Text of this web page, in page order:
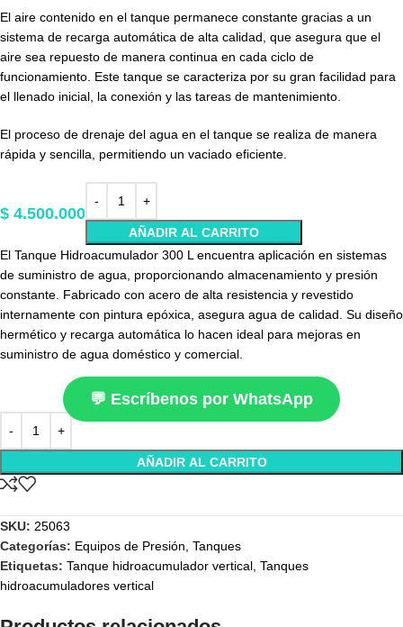
El aire contenido en el tanque permanece constante gracias a un
sistema de recarga automática de alta calidad, que asegura que el
aire sea repuesto de manera continua en cada ciclo de
funcionamiento. Este tanque se caracteriza por su gran facilidad para
el llenado inicial, la conexión y las tareas de mantenimiento.
El proceso de drenaje del agua en el tanque se realiza de manera
rápida y sencilla, permitiendo un vaciado eficiente.
$ 4.500.000
AÑADIR AL CARRITO
El Tanque Hidroacumulador 300 L encuentra aplicación en sistemas
de suministro de agua, proporcionando almacenamiento y presión
constante. Fabricado con acero de alta resistencia y revestido
internamente con pintura epóxica, asegura agua de calidad. Su diseño
hermético y recarga automática lo hacen ideal para mejoras en
suministro de agua doméstico y comercial.
💬 Escríbenos por WhatsApp
AÑADIR AL CARRITO
SKU: 25063
Categorías: Equipos de Presión Tanques
Etiquetas: Tanque hidroacumulador vertical Tanques
hidroacumuladores vertical